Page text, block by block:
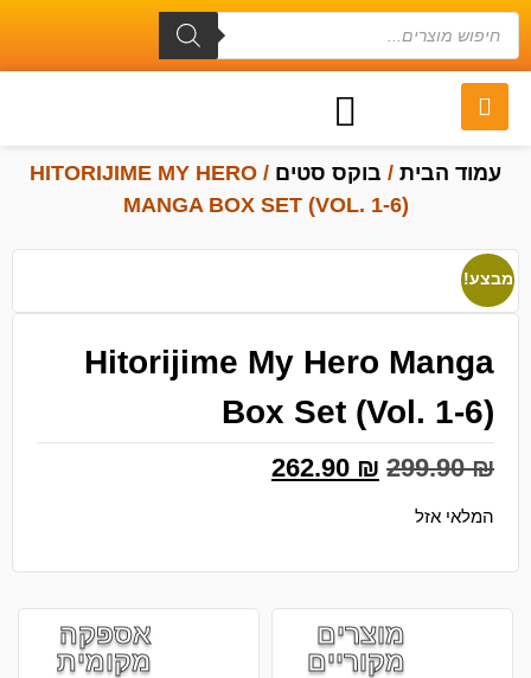
עמוד הבית / בוקס סטים
/ HITORIJIME MY HERO
MANGA BOX SET (VOL. 1-6)
מבצע!
Hitorijime My Hero Manga
Box Set (Vol. 1-6)
299.90₪
262.90 ₪
המלאי אזל
מוצרים
מקוריים
אספקה
מקומית